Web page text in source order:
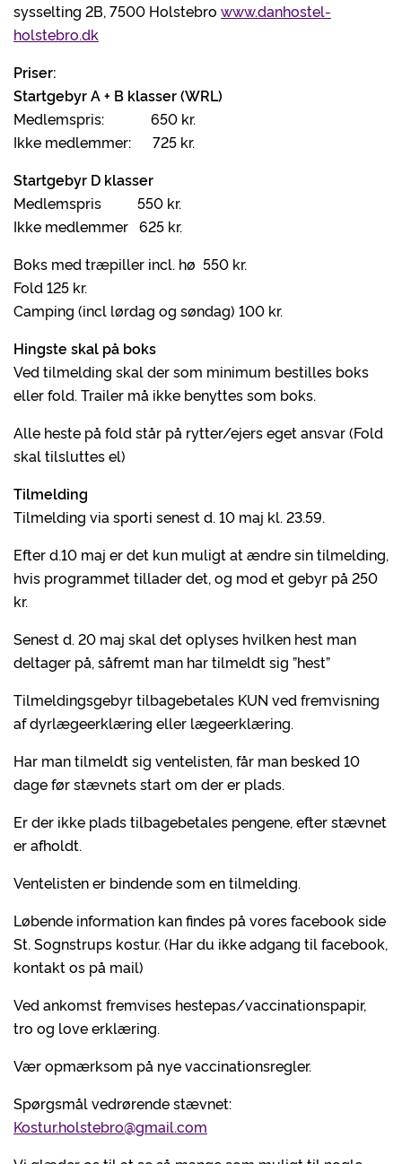
sysselting 2B, 7500 Holstebro www.danhostel-
holstebro.dk
Priser:
Startgebyr A + B klasser (WRL)
Medlemspris: 650 kr.
Ikke medlemmer: 725 kr.
Startgebyr D klasser
Medlemspris 550 kr.
Ikke medlemmer 625 kr.
Boks med træpiller incl. hø 550 kr.
Fold 125 kr.
Camping (incl lørdag og søndag) 100 kr.
Hingste skal på boks
Ved tilmelding skal der som minimum bestilles boks
eller fold. Trailer må ikke benyttes som boks.
Alle heste på fold står på rytter/ejers eget ansvar (Fold
skal tilsluttes el)
Tilmelding
Tilmelding via sporti senest d. 10 maj kl. 23.59.
Efter d.10 maj er det kun muligt at ændre sin tilmelding,
hvis programmet tillader det, og mod et gebyr på 250
kr.
Senest d. 20 maj skal det oplyses hvilken hest man
deltager på, såfremt man har tilmeldt sig ”hest”
Tilmeldingsgebyr tilbagebetales KUN ved fremvisning
af dyrlægeerklæring eller lægeerklæring.
Har man tilmeldt sig ventelisten, får man besked 10
dage før stævnets start om der er plads.
Er der ikke plads tilbagebetales pengene, efter stævnet
er afholdt.
Ventelisten er bindende som en tilmelding.
Løbende information kan findes på vores facebook side
St. Sognstrups kostur. (Har du ikke adgang til facebook,
kontakt os på mail)
Ved ankomst fremvises hestepas/vaccinationspapir,
tro og love erklæring.
Vær opmærksom på nye vaccinationsregler.
Spørgsmål vedrørende stævnet:
Kostur.holstebro@gmail.com